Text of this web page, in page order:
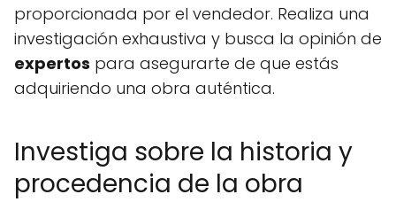
proporcionada por el vendedor. Realiza una
investigación exhaustiva y busca la opinión de
expertos para asegurarte de que estás
adquiriendo una obra auténtica.
Investiga sobre la historia y
procedencia de la obra